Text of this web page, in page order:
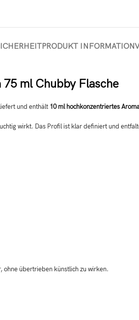
PRODUKT INFORMATION
ml Chubby Flasche
und enthält 10 ml hochkonzentriertes
wirkt. Das Profil ist klar definiert und
übertrieben künstlich zu wirken.